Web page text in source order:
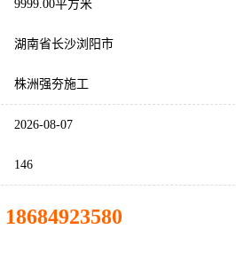
9999.00平方米
湖南省长沙浏阳市
株洲强夯施工
2026-08-07
146
18684923580